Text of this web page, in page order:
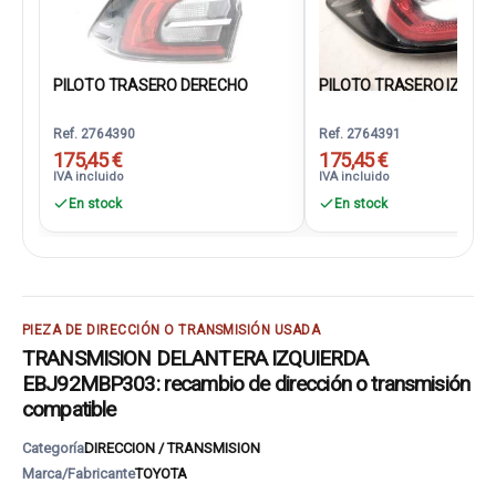
PILOTO TRASERO DERECHO
Ref. 2764390
175,45 €
IVA incluido
En stock
PILOTO TRASERO
Ref. 2764391
175,45 €
IVA incluido
En stock
PIEZA DE DIRECCIÓN O TRANSMISIÓN USADA
TRANSMISION DELANTERA IZQUIERDA
EBJ92MBP303: recambio de dirección o transmisión
compatible
CategoríaDIRECCION / TRANSMISION
Marca/FabricanteTOYOTA